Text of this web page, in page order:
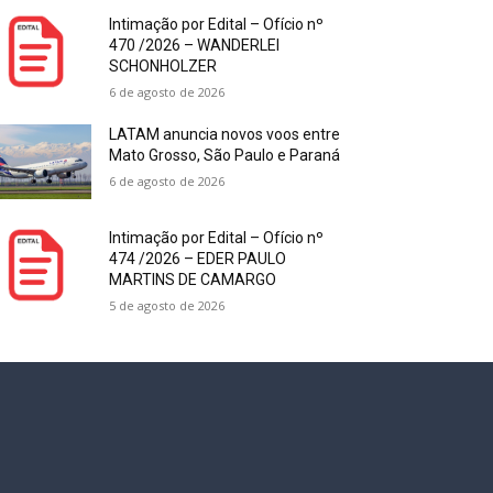
Intimação por Edital – Ofício nº
470 /2026 – WANDERLEI
SCHONHOLZER
6 de agosto de 2026
LATAM anuncia novos voos entre
Mato Grosso, São Paulo e Paraná
6 de agosto de 2026
Intimação por Edital – Ofício nº
474 /2026 – EDER PAULO
MARTINS DE CAMARGO
5 de agosto de 2026